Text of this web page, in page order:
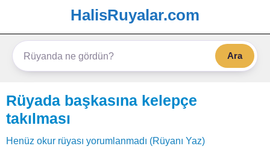
HalisRuyalar.com
Ara
Rüyada başkasına kelepçe
takılması
Henüz okur rüyası yorumlanmadı (Rüyanı Yaz)